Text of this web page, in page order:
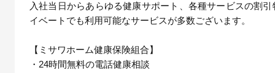
入社当日からあらゆる健康サポート、各種サービスの割
イベートでも利用可能なサービスが多数ございます。
【ミサワホーム健康保険組合】
・24時間無料の電話健康相談